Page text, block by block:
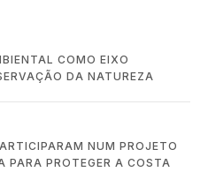
COMO EIXO
DA NATUREZA
NUM PROJETO
PARA PROTEGER A COSTA